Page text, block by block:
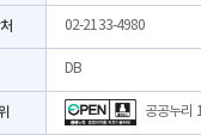
02-2133-4980
DB
공공누리